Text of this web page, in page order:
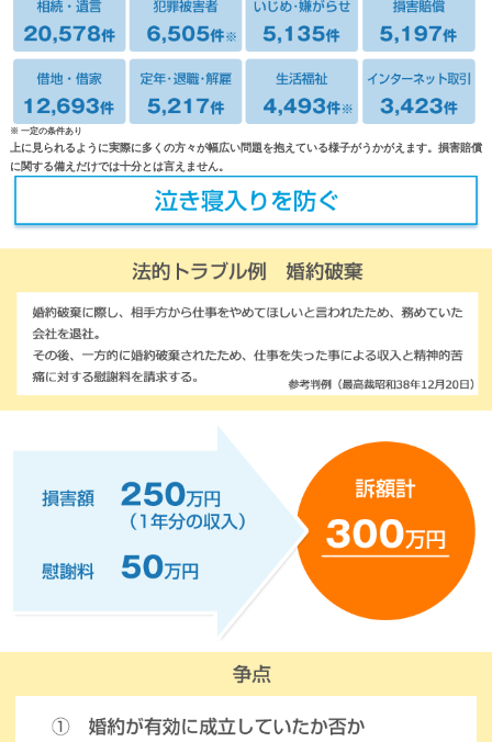
※ 一定の条件あり
上に見られるように実際に多くの方々が幅広い問題を抱えている様子がうかがえます。損害賠償
に関する備えだけでは十分とは言えません。